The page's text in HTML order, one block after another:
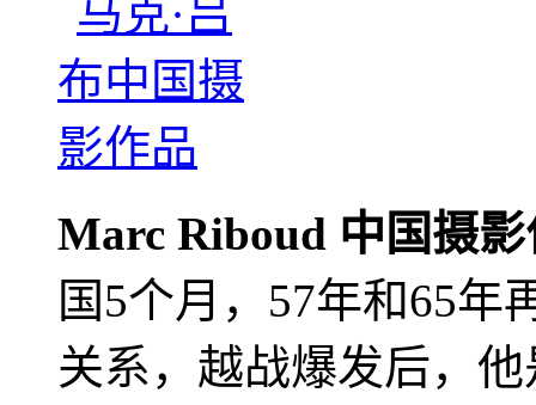
Marc Riboud 中国摄
国5个月，57年和65年
关系，越战爆发后，